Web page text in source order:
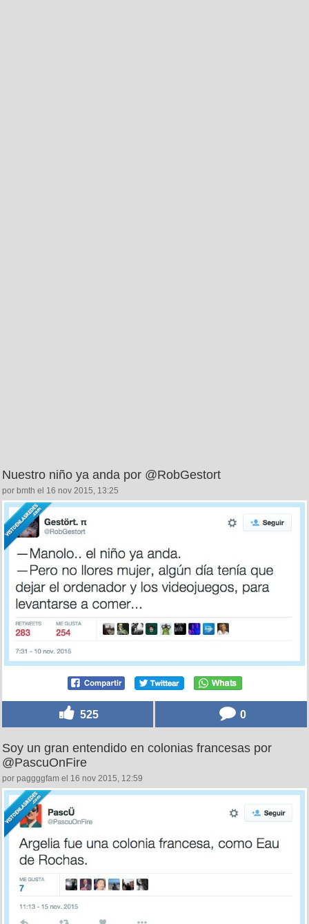
Nuestro niño ya anda por @RobGestort
por bmth el 16 nov 2015, 13:25
525 0
Soy un gran entendido en colonias francesas por
@PascuOnFire
por paggggfam el 16 nov 2015, 12:59